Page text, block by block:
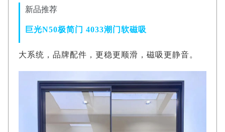
新品推荐
巨光N50极简门 4033潮门软磁吸
大系统，品牌配件，更稳更顺滑，磁吸更静音。